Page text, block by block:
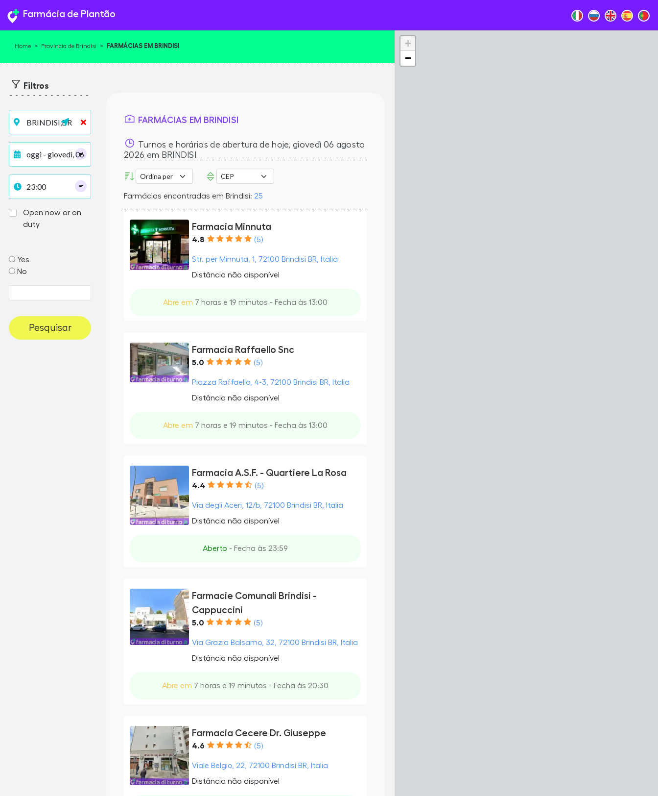
Farmácia de Plantão
Home > Província de Brindisi > FARMÁCIAS EM BRINDISI
+
−
FARMÁCIAS EM BRINDISI
Turnos e horários de abertura de hoje,giovedì 06 agosto
2026 em BRINDISI
Farmácias encontradas em Brindisi: 25
Farmacia Minnuta
4.8 (5)
Str. per Minnuta, 1, 72100 Brindisi BR, Italia
Distância não disponível
Abre em 7 horas e 19 minutos - Fecha às 13:00
Farmacia Raffaello Snc
5.0 (5)
Piazza Raffaello, 4-3, 72100 Brindisi BR, Italia
Distância não disponível
Abre em 7 horas e 19 minutos - Fecha às 13:00
Farmacia A.S.F. - Quartiere La Rosa
4.4 (5)
Via degli Aceri, 12/b, 72100 Brindisi BR, Italia
Distância não disponível
Aberto - Fecha às 23:59
Farmacie Comunali Brindisi -
Cappuccini
5.0 (5)
Via Grazia Balsamo, 32, 72100 Brindisi BR, Italia
Distância não disponível
Abre em 7 horas e 19 minutos - Fecha às 20:30
Farmacia Cecere Dr. Giuseppe
4.6 (5)
Viale Belgio, 22, 72100 Brindisi BR, Italia
Distância não disponível
Filtros
Open now or on
duty
Yes
No
Pesquisar